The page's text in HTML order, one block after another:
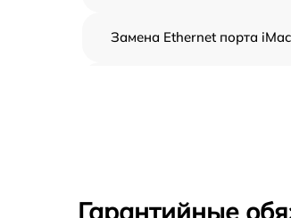
Замена Ethernet порта
Гарантийные